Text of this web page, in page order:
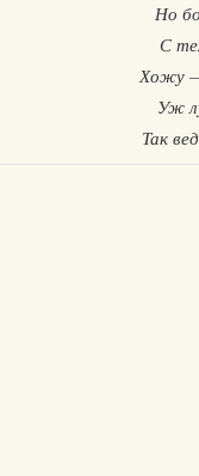
Но
С
Хожу —
Уж
Так